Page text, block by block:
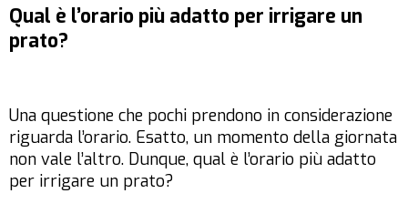
Qual è l’orario più adatto per irrigare un
prato?
Una questione che pochi prendono in considerazione
riguarda l’orario. Esatto, un momento della giornata
non vale l’altro. Dunque, qual è l’orario più adatto
per irrigare un prato?